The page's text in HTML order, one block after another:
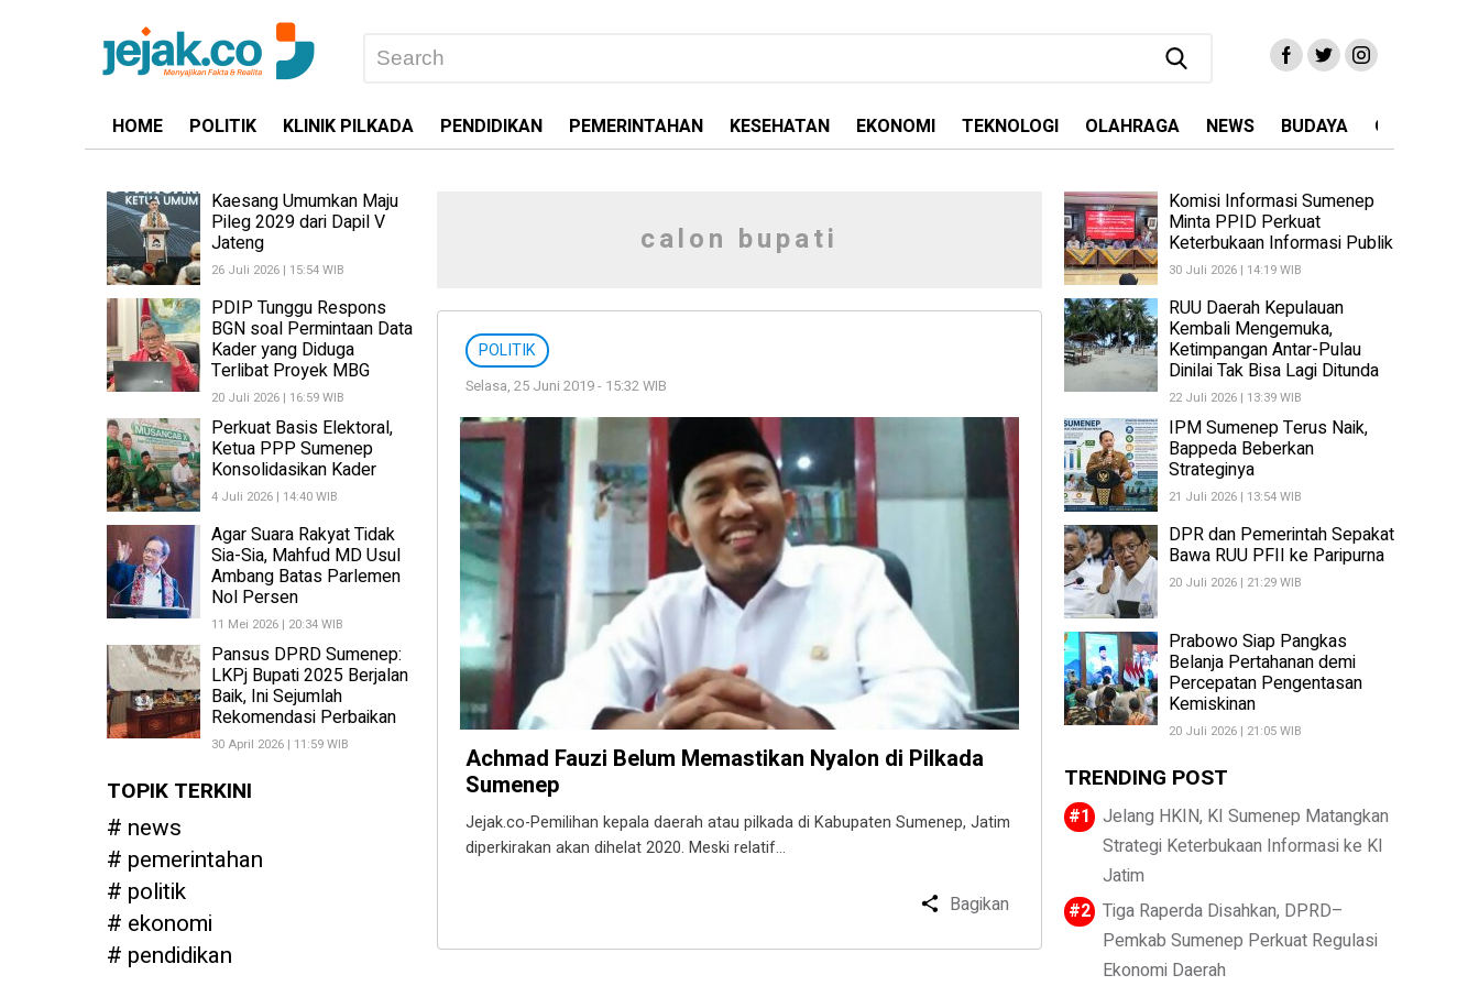
HOME POLITIK KLINIK PILKADA PENDIDIKAN PEMERINTAHAN KESEHATAN EKONOMI TEKNOLOGI OLAHRAGA NEWS BUDAYA OPINI
Kaesang Umumkan Maju
Pileg 2029 dari Dapil V
Jateng
26 Juli 2026 | 15:54 WIB
PDIP Tunggu Respons
BGN soal Permintaan Data
Kader yang Diduga
Terlibat Proyek MBG
20 Juli 2026 | 16:59 WIB
Perkuat Basis Elektoral,
Ketua PPP Sumenep
Konsolidasikan Kader
4 Juli 2026 | 14:40 WIB
Agar Suara Rakyat Tidak
Sia-Sia, Mahfud MD Usul
Ambang Batas Parlemen
Nol Persen
11 Mei 2026 | 20:34 WIB
Pansus DPRD Sumenep:
LKPj Bupati 2025 Berjalan
Baik, Ini Sejumlah
Rekomendasi Perbaikan
30 April 2026 | 11:59 WIB
TOPIK TERKINI
news
pemerintahan
politik
ekonomi
pendidikan
calon bupati
POLITIK
Selasa, 25 Juni 2019 - 15:32 WIB
Achmad Fauzi Belum Memastikan Nyalon di Pilkada
Sumenep
Jejak.co-Pemilihan kepala daerah atau pilkada di Kabupaten Sumenep, Jatim
diperkirakan akan dihelat 2020. Meski relatif…
Bagikan
Komisi Informasi Sumenep
Minta PPID Perkuat
Keterbukaan Informasi Publik
30 Juli 2026 | 14:19 WIB
RUU Daerah Kepulauan
Kembali Mengemuka,
Ketimpangan Antar-Pulau
Dinilai Tak Bisa Lagi Ditunda
22 Juli 2026 | 13:39 WIB
IPM Sumenep Terus Naik,
Bappeda Beberkan
Strateginya
21 Juli 2026 | 13:54 WIB
DPR dan Pemerintah Sepakat
Bawa RUU PFII ke Paripurna
20 Juli 2026 | 21:29 WIB
Prabowo Siap Pangkas
Belanja Pertahanan demi
Percepatan Pengentasan
Kemiskinan
20 Juli 2026 | 21:05 WIB
TRENDING POST
Jelang HKIN, KI Sumenep Matangkan
Strategi Keterbukaan Informasi ke KI
Jatim
Tiga Raperda Disahkan, DPRD–
Pemkab Sumenep Perkuat Regulasi
Ekonomi Daerah